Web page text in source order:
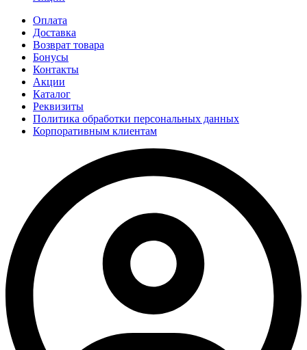
Оплата
Доставка
Возврат товара
Бонусы
Контакты
Акции
Каталог
Реквизиты
Политика обработки персональных данных
Корпоративным клиентам